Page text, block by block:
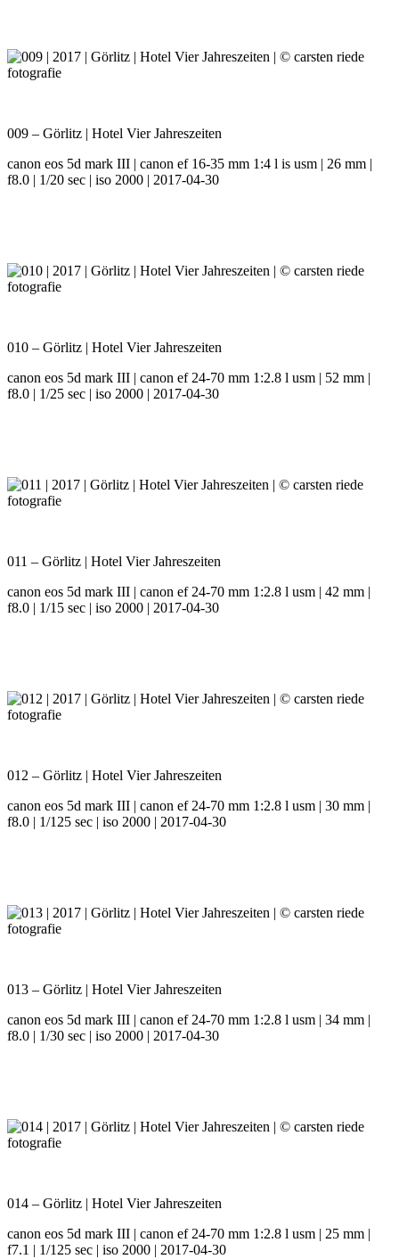
009 – Görlitz | Hotel Vier Jahreszeiten
canon eos 5d mark III | canon ef 16-35 mm 1:4 l is usm | 26 mm |
f8.0 | 1/20 sec | iso 2000 | 2017-04-30
010 – Görlitz | Hotel Vier Jahreszeiten
canon eos 5d mark III | canon ef 24-70 mm 1:2.8 l usm | 52 mm |
f8.0 | 1/25 sec | iso 2000 | 2017-04-30
011 – Görlitz | Hotel Vier Jahreszeiten
canon eos 5d mark III | canon ef 24-70 mm 1:2.8 l usm | 42 mm |
f8.0 | 1/15 sec | iso 2000 | 2017-04-30
012 – Görlitz | Hotel Vier Jahreszeiten
canon eos 5d mark III | canon ef 24-70 mm 1:2.8 l usm | 30 mm |
f8.0 | 1/125 sec | iso 2000 | 2017-04-30
013 – Görlitz | Hotel Vier Jahreszeiten
canon eos 5d mark III | canon ef 24-70 mm 1:2.8 l usm | 34 mm |
f8.0 | 1/30 sec | iso 2000 | 2017-04-30
014 – Görlitz | Hotel Vier Jahreszeiten
canon eos 5d mark III | canon ef 24-70 mm 1:2.8 l usm | 25 mm |
f7.1 | 1/125 sec | iso 2000 | 2017-04-30